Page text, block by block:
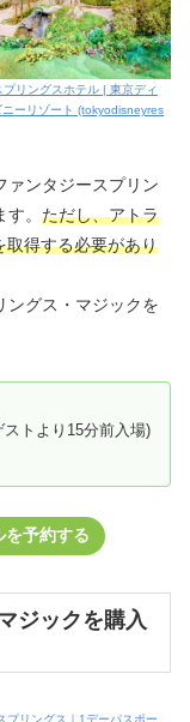
プリングスホテル | 東京ディ
ーリゾート (tokyodisneyres
ァンタジースプリン
。 ただし、アトラ
取得する必要があり
ングス・マジックを
トより15分前入場)
を予約する
ジックを購入
プリングス｜1デーパスポー